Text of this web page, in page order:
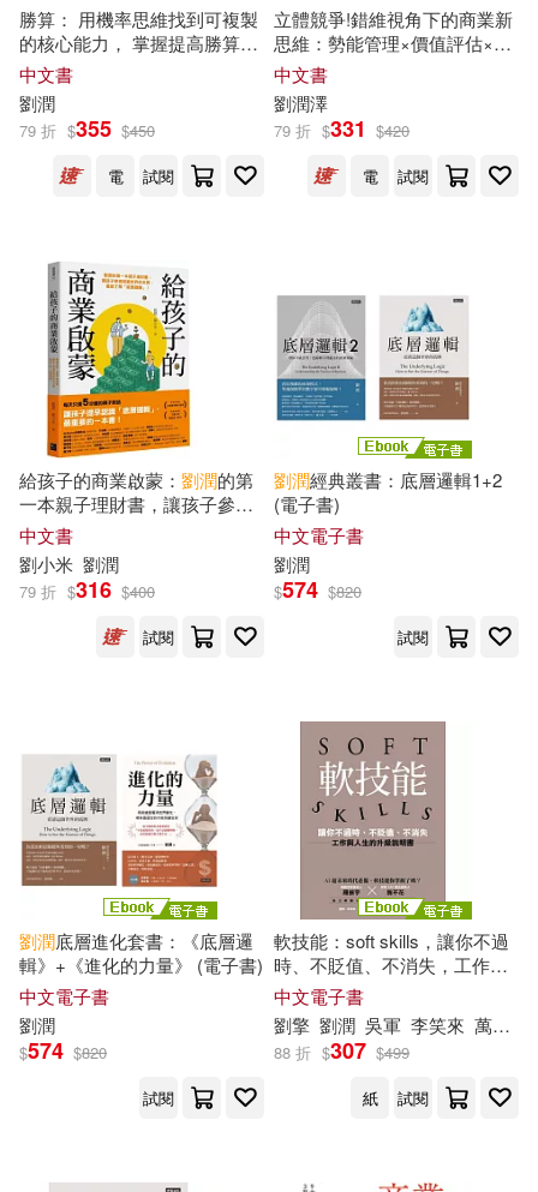
劉潤秋(1) 劉潤紅(1)
劉潤芳(1) 劉潤芳 羅宜家(1)
劉潤芳，羅宜家(1)
劉潤謙(1) 劉潤進等(1)
劉潤雨(1)
劉潤，任存（主編）(1)
劉潤，陳城（編）(1)
劉軍，李瑤，劉潤清，徐長偉(1)
周笛，盛敏，李建東，劉潤滋等(1)
國立歷史博物館編輯委員會(1)
天光(1) 姜力月，劉潤秋(1)
山西省文物局，中國社會科學院考
古研究所（編著），劉潤民，陳星
中國林業出版社(1)
中國石化出版社(1)
中國科學技術出版社(1)
中央編譯出版社(1)
人民教育出版社(1)
任性出版(1) 元照出版(1)
北京大學出版社(1)
北京聯合出版公司(1)
北京航空航天大學出版社(1)
南海出版公司(1)
印刷工業出版社(1)
吉林大學出版社(1)
勝算： 用機率思維找到可複製
的核心能力， 掌握提高勝算的
底層邏輯
中文書
劉潤
79 折 $355 $450
電
試閱
立體競爭!錯維視角下的商業新
思維：勢能管理×價值評估×跨
維應用，從品牌定位到消費者
心智，全面升級競爭格局
中文書
劉潤澤
79 折 $331 $420
電
試閱
給孩子的商業啟蒙： 劉潤的第
一本親子理財書，讓孩子參透
商業世界的本質，徹底了解
「底層邏輯」!
中文書
劉小米 劉潤
79 折 $316 $400
試閱
劉潤經典叢書：底層邏輯1+2
(電子書)
中文電子書
劉潤
$574 $820
試閱
劉潤底層進化套書：《底層邏
輯》+《進化的力量》 (電子書)
中文電子書
劉潤
$574 $820
試閱
軟技能：soft skills，讓你不過
時、不貶值、不消失，工作與
人生的升級說明書 (電子書)
中文電子書
劉擎 劉潤 吳軍 李笑來 萬維綱
88 折 $307 $499
紙
試閱